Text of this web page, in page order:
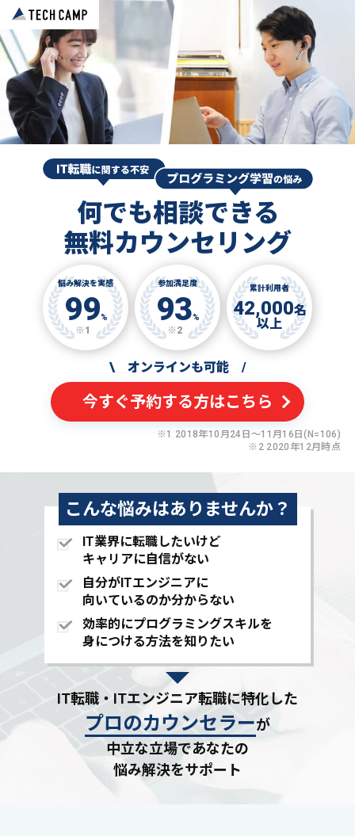
何でも相談できる
無料カウンセリング
悩み解決を実感
99%
※1
参加満足度
93%
※2
累計利用者
42,000名
以上
\ オンラインも可能 /
今すぐ予約する方はこちら
※1 2018年10月24日〜11月16日(N=106)
※2 2020年12月時点
こんな悩みはありませんか？
IT業界に転職したいけど
キャリアに自信がない
自分がITエンジニアに
向いているのか分からない
効率的にプログラミングスキルを
身につける方法を知りたい
IT転職・ITエンジニア転職に特化した
プロのカウンセラーが
中立な立場であなたの
悩み解決をサポート